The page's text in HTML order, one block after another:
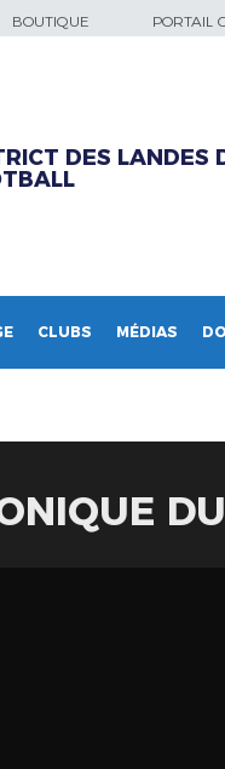
BOUTIQUE PORTAIL
DES LANDES
CLUBS MÉDIAS